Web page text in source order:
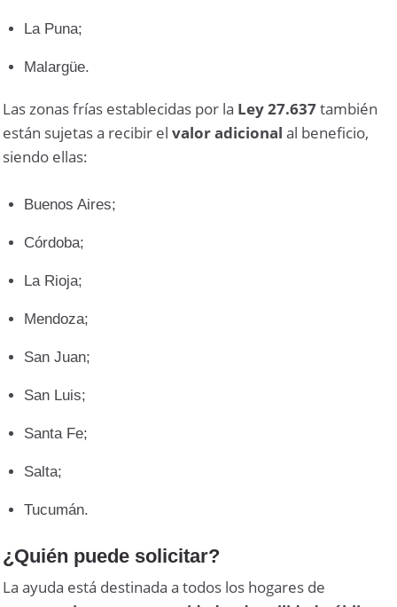
La Puna;
Malargüe.
Las zonas frías establecidas por la Ley 27.637también
están sujetas a recibir elvalor adicional al beneficio,
siendo ellas:
Buenos Aires;
Córdoba;
La Rioja;
Mendoza;
San Juan;
San Luis;
Santa Fe;
Salta;
Tucumán.
¿Quién puede solicitar?
La ayuda está destinada a todos los hogares de